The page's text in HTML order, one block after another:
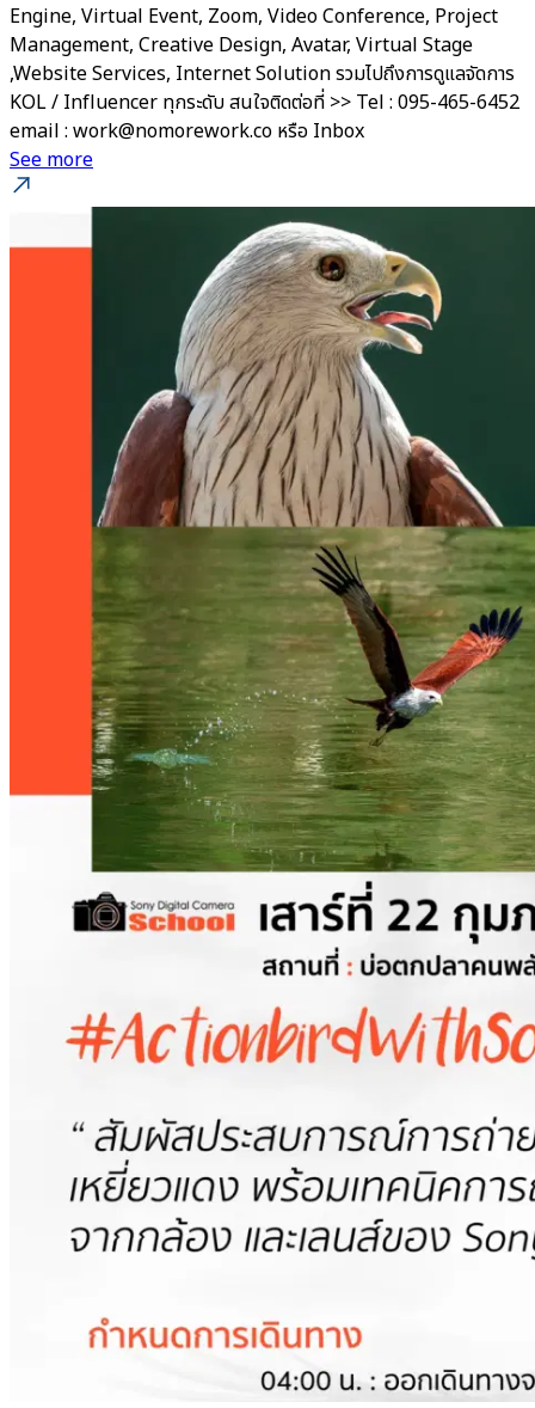
Engine, Virtual Event, Zoom, Video Conference, Project
Management, Creative Design, Avatar, Virtual Stage
,Website Services, Internet Solution รวมไปถึงการดูแลจัดการ
KOL / Influencer ทุกระดับ สนใจติดต่อที่ >> Tel : 095-465-6452
email : work@nomorework.co หรือ Inbox
See more